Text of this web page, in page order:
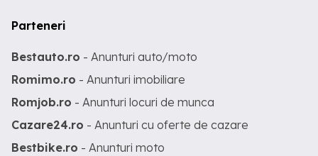
Parteneri
Bestauto.ro - Anunturi auto/moto
Romimo.ro - Anunturi imobiliare
Romjob.ro - Anunturi locuri de munca
Cazare24.ro - Anunturi cu oferte de cazare
Bestbike.ro - Anunturi moto